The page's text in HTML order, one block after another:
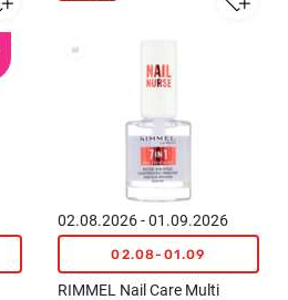
02.08.2026 - 01.09.2026
02.08-01.09
RIMMEL Nail Care Multi